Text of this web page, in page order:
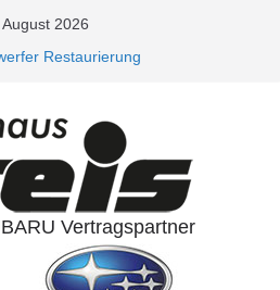
2026
Restaurierung
Vertragspartner